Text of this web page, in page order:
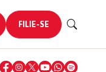
FILIE-SE